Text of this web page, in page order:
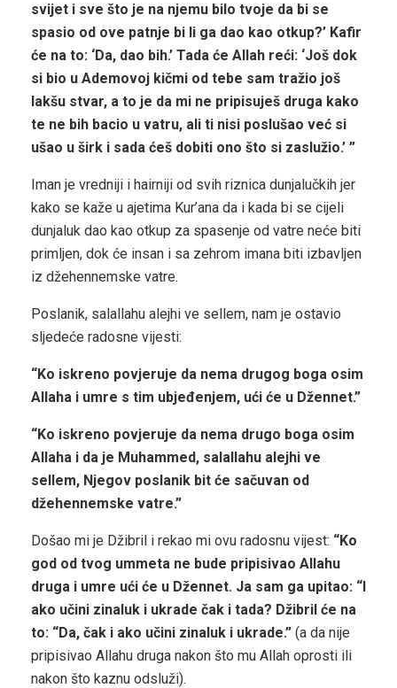
svijet i sve što je na njemu bilo tvoje da bi se
spasio od ove patnje bi li ga dao kao otkup?’ Kafir
će na to: ‘Da, dao bih.’ Tada će Allah reći: ‘Još dok
si bio u Ademovoj kičmi od tebe sam tražio još
lakšu stvar, a to je da mi ne pripisuješ druga kako
te ne bih bacio u vatru, ali ti nisi poslušao već si
ušao u širk i sada ćeš dobiti ono što si zaslužio.’ ”
Iman je vredniji i hairniji od svih riznica dunjalučkih jer
kako se kaže u ajetima Kur’ana da i kada bi se cijeli
dunjaluk dao kao otkup za spasenje od vatre neće biti
primljen, dok će insan i sa zehrom imana biti izbavljen
iz džehennemske vatre.
Poslanik, salallahu alejhi ve sellem, nam je ostavio
sljedeće radosne vijesti:
“Ko iskreno povjeruje da nema drugog boga osim
Allaha i umre s tim ubjeđenjem, ući će u Džennet.”
“Ko iskreno povjeruje da nema drugo boga osim
Allaha i da je Muhammed, salallahu alejhi ve
sellem, Njegov poslanik bit će sačuvan od
džehennemske vatre.”
Došao mi je Džibril i rekao mi ovu radosnu vijest: “Ko
god od tvog ummeta ne bude pripisivao Allahu
druga i umre ući će u Džennet. Ja sam ga upitao: “I
ako učini zinaluk i ukrade čak i tada? Džibril će na
to: “Da, čak i ako učini zinaluk i ukrade.” (a da nije
pripisivao Allahu druga nakon što mu Allah oprosti ili
nakon što kaznu odsluži).